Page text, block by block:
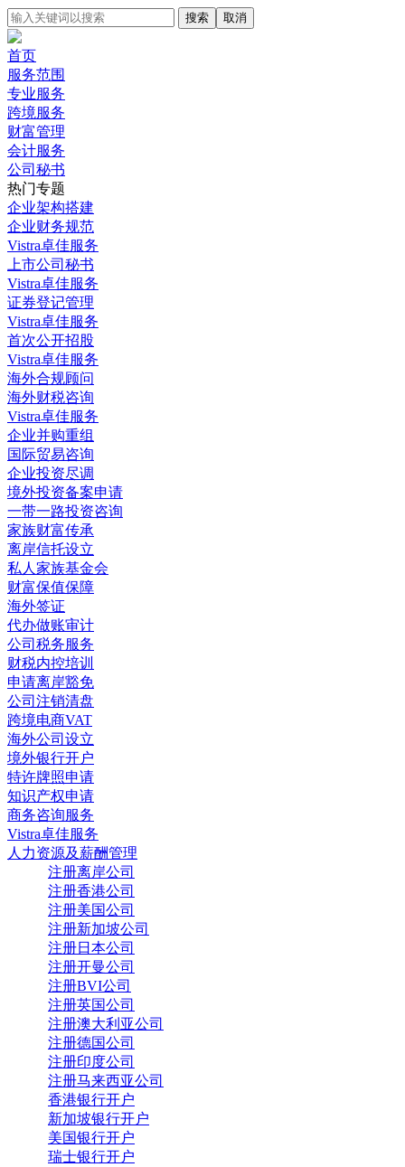
搜索 取消
首页
服务范围
专业服务
跨境服务
财富管理
会计服务
公司秘书
热门专题
企业架构搭建
企业财务规范
Vistra卓佳服务
上市公司秘书
Vistra卓佳服务
证券登记管理
Vistra卓佳服务
首次公开招股
Vistra卓佳服务
海外合规顾问
海外财税咨询
Vistra卓佳服务
企业并购重组
国际贸易咨询
企业投资尽调
境外投资备案申请
一带一路投资咨询
家族财富传承
离岸信托设立
私人家族基金会
财富保值保障
海外签证
代办做账审计
公司税务服务
财税内控培训
申请离岸豁免
公司注销清盘
跨境电商VAT
海外公司设立
境外银行开户
特许牌照申请
知识产权申请
商务咨询服务
Vistra卓佳服务
人力资源及薪酬管理
注册离岸公司
注册香港公司
注册美国公司
注册新加坡公司
注册日本公司
注册开曼公司
注册BVI公司
注册英国公司
注册澳大利亚公司
注册德国公司
注册印度公司
注册马来西亚公司
香港银行开户
新加坡银行开户
美国银行开户
瑞士银行开户